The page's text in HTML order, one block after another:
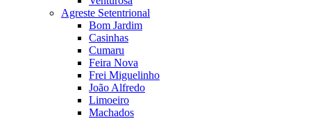
Agreste Setentrional
Bom Jardim
Casinhas
Cumaru
Feira Nova
Frei Miguelinho
João Alfredo
Limoeiro
Machados